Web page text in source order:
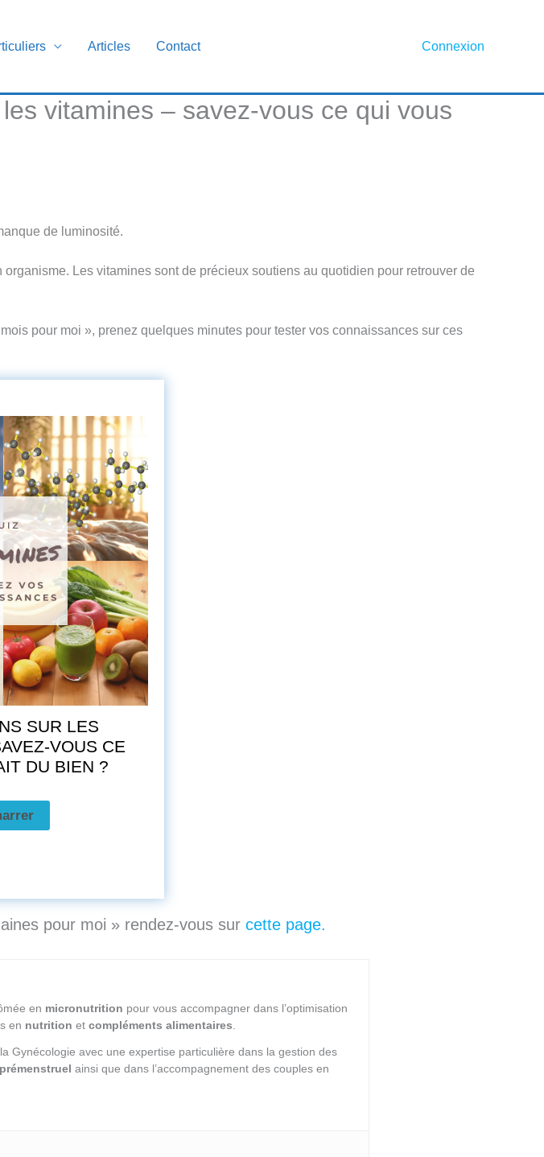
Articles Contact Connexion
vitamines – savez-vous ce qui vous
de luminosité.
Les vitamines sont de précieux soutiens au quotidien pour retrouver de
pour moi », prenez quelques minutes pour tester vos connaissances sur ces
SUR LES
VOUS CE
DU BIEN ?
pour moi » rendez-vous sur cette page.
en micronutrition pour vous accompagner dans l’optimisation
en nutrition et compléments alimentaires
Gynécologie avec une expertise particulière dans la gestion des
ainsi que dans l’accompagnement des couples en